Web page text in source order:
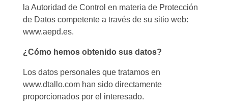
la Autoridad de Control en materia de Protección
de Datos competente a través de su sitio web:
www.aepd.es.
¿Cómo hemos obtenido sus datos?
Los datos personales que tratamos en
www.dtallo.com han sido directamente
proporcionados por el interesado.